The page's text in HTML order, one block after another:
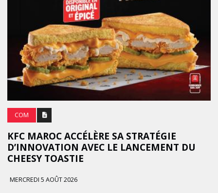
COM
KFC MAROC ACCÉLÈRE SA STRATÉGIE
D’INNOVATION AVEC LE LANCEMENT DU
CHEESY TOASTIE
MERCREDI 5 AOÛT 2026